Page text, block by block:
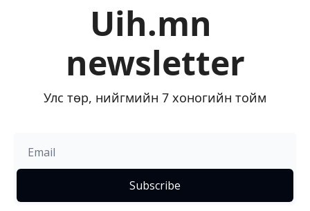
Uih.mn
newsletter
Улс төр, нийгмийн 7 хоногийн тойм
Subscribe